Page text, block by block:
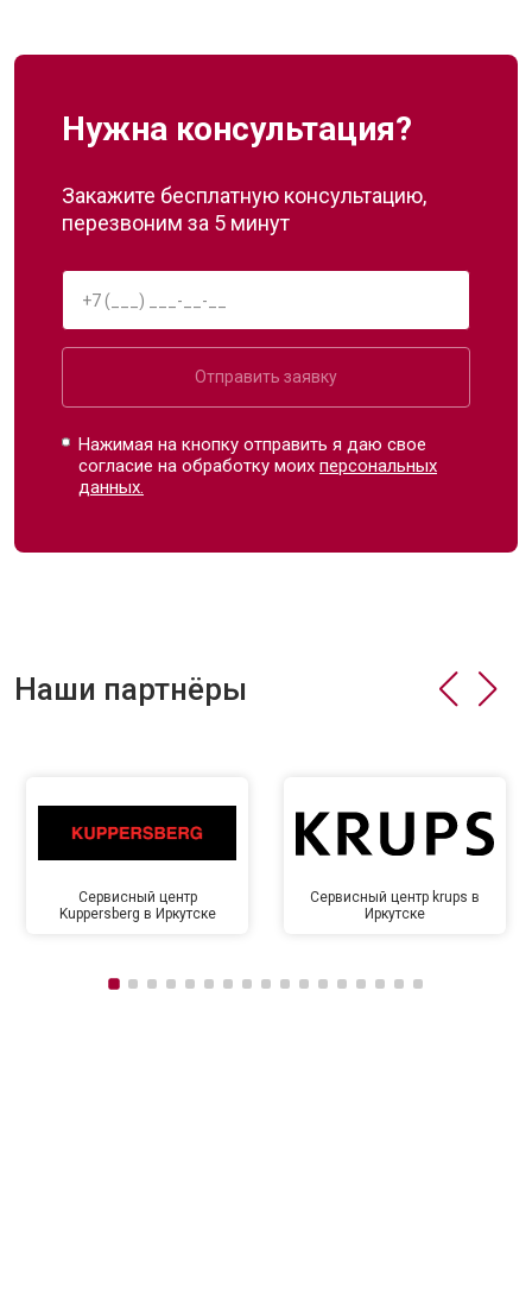
Нужна консультация?
Закажите бесплатную консультацию,
перезвоним за 5 минут
Отправить заявку
Нажимая на кнопку отправить я даю свое
согласие на обработку моихперсональных
данных.
Наши партнёры
Сервисный центр
Kuppersberg в Иркутске
Сервисный центр krups в
Иркутске